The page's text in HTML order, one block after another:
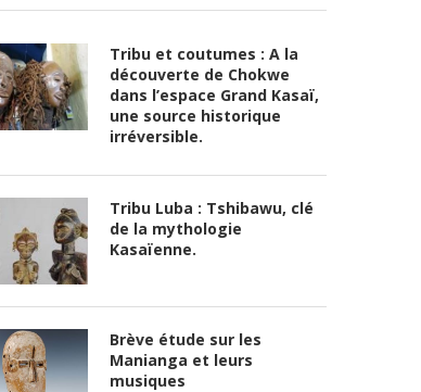
Tribu et coutumes : A la
découverte de Chokwe
dans l’espace Grand Kasaï,
une source historique
irréversible.
Tribu Luba : Tshibawu, clé
de la mythologie
Kasaïenne.
Brève étude sur les
Manianga et leurs
musiques